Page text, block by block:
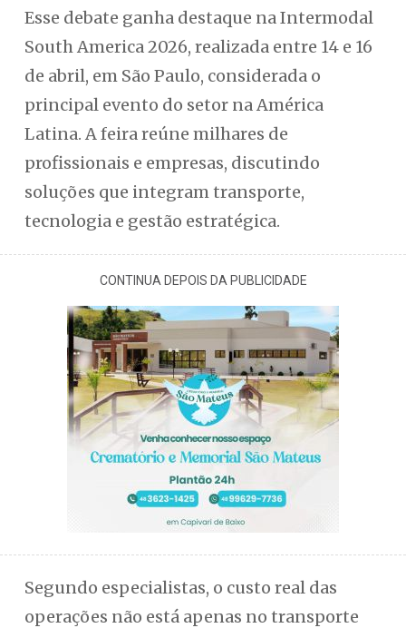
Esse debate ganha destaque na Intermodal
South America 2026, realizada entre 14 e 16
de abril, em São Paulo, considerada o
principal evento do setor na América
Latina. A feira reúne milhares de
profissionais e empresas, discutindo
soluções que integram transporte,
tecnologia e gestão estratégica.
CONTINUA DEPOIS DA PUBLICIDADE
Segundo especialistas, o custo real das
operações não está apenas no transporte